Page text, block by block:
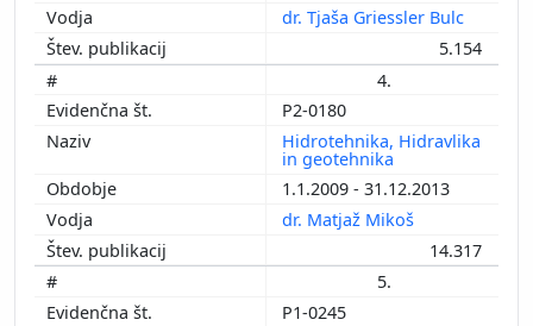
dr. Tjaša Griessler Bulc
5.154
4.
P2-0180
Hidrotehnika, Hidravlika
in geotehnika
1.1.2009 - 31.12.2013
dr. Matjaž Mikoš
14.317
5.
P1-0245